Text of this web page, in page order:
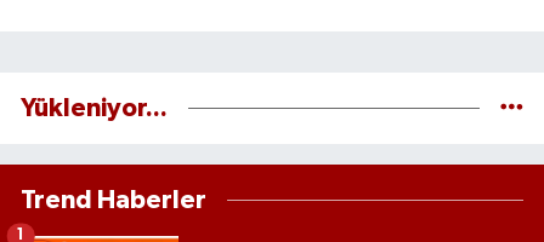
Yükleniyor...
Trend Haberler